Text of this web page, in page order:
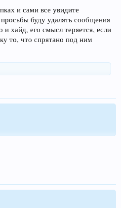
и сами все увидите
буду удалять сообщения
хайд, его смысл теряется, если
то, что спрятано под ним